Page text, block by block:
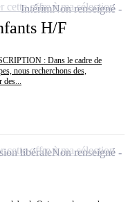
H/F
: Dans le cadre de
nous recherchons des,
des...
IntérimNon renseigné
cette offre à ma sélection
libéraleNon renseigné
cette offre à ma sélection